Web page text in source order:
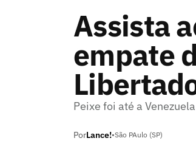
Assista
empate
Peixe foi até a
PorLance!•São PAulo (SP)